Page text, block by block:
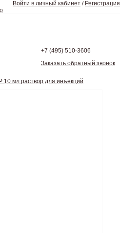
Войти в личный кабинет / Регистрация
+7 (495) 510-3606
Заказать обратный звонок
мл раствор для инъекций